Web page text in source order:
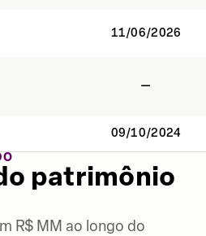
11/06/2026
—
09/10/2024
patrimônio
R$ MM ao longo do